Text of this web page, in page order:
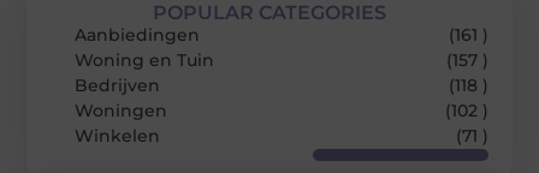
POPULAR CATEGORIES
Aanbiedingen
(161 )
Woning en Tuin
(157 )
Bedrijven
(118 )
Woningen
(102 )
Winkelen
(71 )